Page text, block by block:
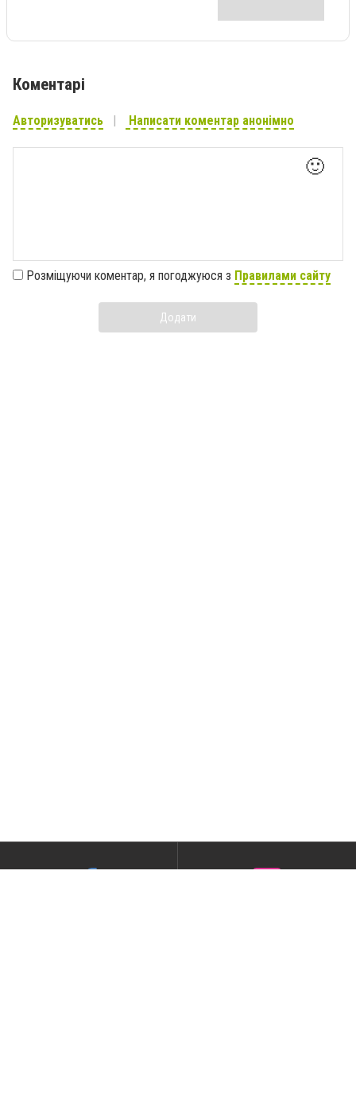
Коментарі
Авторизуватись Написати коментар анонімно
🙂
Розміщуючи коментар, я погоджуюся з Правилами сайту
Додати